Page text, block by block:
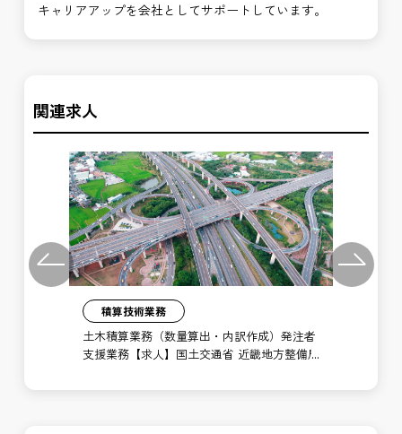
キャリアアップを会社としてサポートしています。
関連求人
Previous
積算技術業務
土木積算業務（数量算出・内訳作成）発注者
支援業務【求人】国土交通省 近畿地方整備局
Next